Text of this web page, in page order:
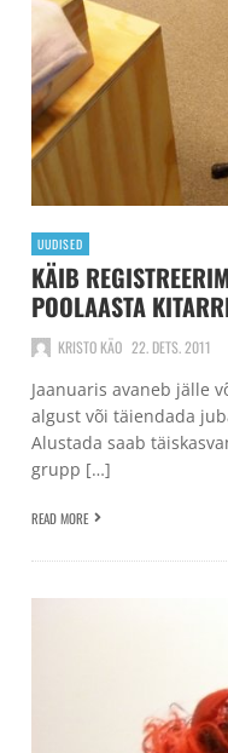
UUDISED
KÄIB
POOLAASTA
KRISTO KÄO 22. DETS. 2011
Jaanuaris avaneb jälle
algust või täiendada
Alustada saab
grupp […]
READ MORE